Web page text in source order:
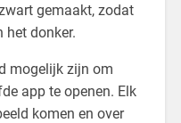
gemaakt, zodat
het donker.
mogelijk zijn om
app te openen. Elk
komen en over